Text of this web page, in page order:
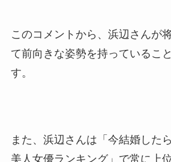
このコメントから、浜辺さんが
て前向きな姿勢を持っているこ
す。
また、浜辺さんは「今結婚した
美人女優ランキング」で常に上